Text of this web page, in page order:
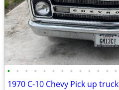
• • • • • • • • • • • • •
1970 C-10 Chevy Pick up truck